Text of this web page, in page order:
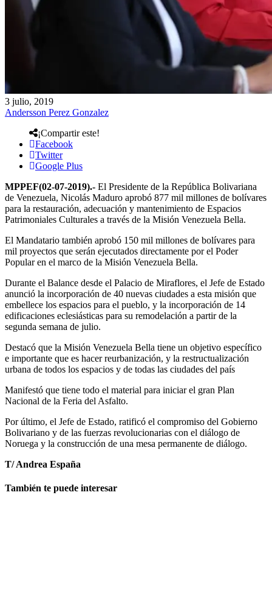
3 julio, 2019
Andersson Perez Gonzalez
¡Compartir este!
Facebook
Twitter
Google Plus
MPPEF(02-07-2019).- El Presidente de la República Bolivariana
de Venezuela, Nicolás Maduro aprobó 877 mil millones de bolívares
para la restauración, adecuación y mantenimiento de Espacios
Patrimoniales Culturales a través de la Misión Venezuela Bella.
El Mandatario también aprobó 150 mil millones de bolívares para
mil proyectos que serán ejecutados directamente por el Poder
Popular en el marco de la Misión Venezuela Bella.
Durante el Balance desde el Palacio de Miraflores, el Jefe de Estado
anunció la incorporación de 40 nuevas ciudades a esta misión que
embellece los espacios para el pueblo, y la incorporación de 14
edificaciones eclesiásticas para su remodelación a partir de la
segunda semana de julio.
Destacó que la Misión Venezuela Bella tiene un objetivo específico
e importante que es hacer reurbanización, y la restructualización
urbana de todos los espacios y de todas las ciudades del país
Manifestó que tiene todo el material para iniciar el gran Plan
Nacional de la Feria del Asfalto.
Por último, el Jefe de Estado, ratificó el compromiso del Gobierno
Bolivariano y de las fuerzas revolucionarias con el diálogo de
Noruega y la construcción de una mesa permanente de diálogo.
T/ Andrea España
También te puede interesar